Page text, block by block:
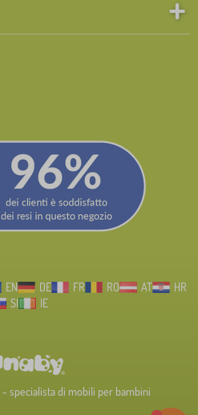
EN DE FR RO AT
HR
SI
IE
- specialista di mobili per bambini